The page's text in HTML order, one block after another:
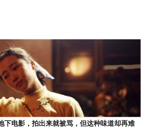
下电影，拍出来就被骂，但这种味道却再难